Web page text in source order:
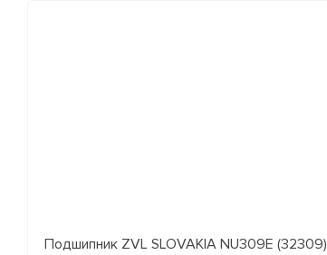
Подшипник ZVL SLOVAKIA NU309E (32309)